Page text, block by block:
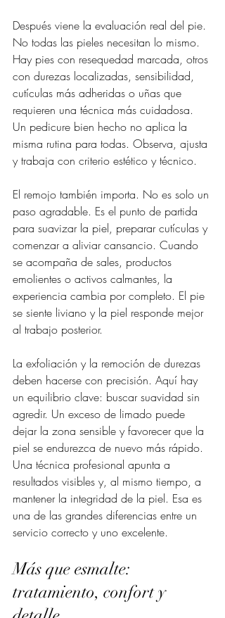
Después viene la evaluación real del pie.
No todas las pieles necesitan lo mismo.
Hay pies con resequedad marcada, otros
con durezas localizadas, sensibilidad,
cutículas más adheridas o uñas que
requieren una técnica más cuidadosa.
Un pedicure bien hecho no aplica la
misma rutina para todas. Observa, ajusta
y trabaja con criterio estético y técnico.
El remojo también importa. No es solo un
paso agradable. Es el punto de partida
para suavizar la piel, preparar cutículas y
comenzar a aliviar cansancio. Cuando
se acompaña de sales, productos
emolientes o activos calmantes, la
experiencia cambia por completo. El pie
se siente liviano y la piel responde mejor
al trabajo posterior.
La exfoliación y la remoción de durezas
deben hacerse con precisión. Aquí hay
un equilibrio clave: buscar suavidad sin
agredir. Un exceso de limado puede
dejar la zona sensible y favorecer que la
piel se endurezca de nuevo más rápido.
Una técnica profesional apunta a
resultados visibles y, al mismo tiempo, a
mantener la integridad de la piel. Esa es
una de las grandes diferencias entre un
servicio correcto y uno excelente.
Más que esmalte:
tratamiento, confort y